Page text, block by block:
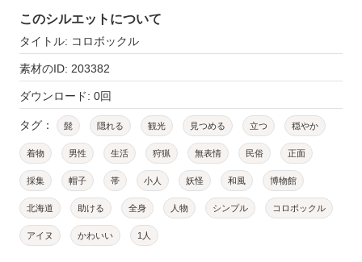
このシルエットについて
タイトル: コロボックル
素材のID: 203382
ダウンロード: 0回
タグ： 髭 隠れる 観光 見つめる 立つ 穏やか
着物 男性 生活 狩猟 無表情 民俗 正面
採集 帽子 帯 小人 妖怪 和風 博物館
北海道 助ける 全身 人物 シンプル コロボックル
アイヌ かわいい 1人